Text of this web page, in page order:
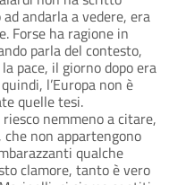
andarla a vedere, era
Forse ha ragione in
parla del contesto,
pace, il giorno dopo era
l’Europa non è
quelle tesi.
nemmeno a citare,
non appartengono
qualche
clamore, tanto è vero